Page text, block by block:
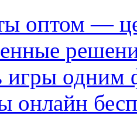
оптом —
игры одним
онлайн